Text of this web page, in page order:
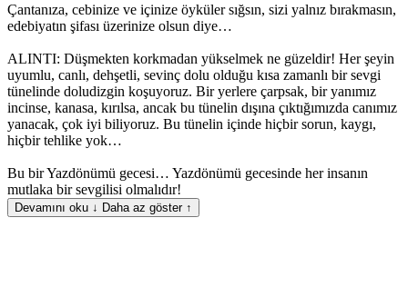
Çantanıza, cebinize ve içinize öyküler sığsın, sizi yalnız bırakmasın,
edebiyatın şifası üzerinize olsun diye…
ALINTI: Düşmekten korkmadan yükselmek ne güzeldir! Her şeyin
uyumlu, canlı, dehşetli, sevinç dolu olduğu kısa zamanlı bir sevgi
tünelinde doludizgin koşuyoruz. Bir yerlere çarpsak, bir yanımız
incinse, kanasa, kırılsa, ancak bu tünelin dışına çıktığımızda canımız
yanacak, çok iyi biliyoruz. Bu tünelin içinde hiçbir sorun, kaygı,
hiçbir tehlike yok…
Bu bir Yazdönümü gecesi… Yazdönümü gecesinde her insanın
mutlaka bir sevgilisi olmalıdır!
Devamını oku ↓ Daha az göster ↑